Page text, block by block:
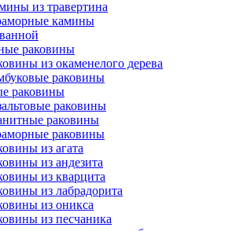
из травертина
камины
раковины
из окаменелого дерева
раковины
раковины
раковины
раковины
раковины
из агата
из андезита
из кварцита
из лабрадорита
из оникса
из песчаника